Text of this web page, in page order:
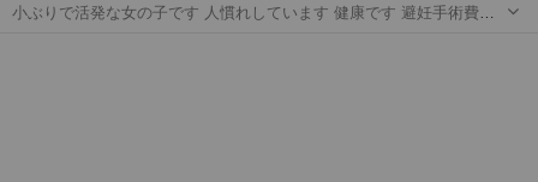
小ぶりで活発な女の子です 人慣れしています 健康です 避妊手術費用3